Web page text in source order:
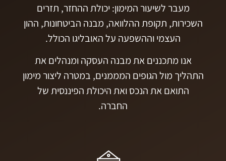
מעבר לשיעור המימון: יכולת ההחזר, תזרים
השכירות, תקופת ההלוואה, מבנה הביטחונות, ההון
העצמי וההשפעה על האובליגו הכולל.
אנו מתכננים את מבנה העסקה ומנהלים את
התהליך מול הגופים המממנים, במטרה ליצור מימון
התואם את הנכס ואת היכולת הפיננסית של
החברה.